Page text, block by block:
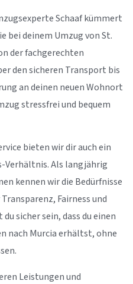
Schaaf kümmert
bei deinem Umzug von St.
der fachgerechten
den sicheren Transport bis
an deinen neuen Wohnort
stressfrei und bequem
bieten wir dir auch ein
Verhältnis. Als langjährig
kennen wir die Bedürfnisse
Fairness und
sicher sein, dass du einen
nach Murcia erhältst, ohne
Leistungen und